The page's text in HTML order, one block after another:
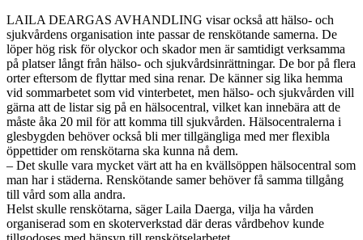
LAILA DEARGAS AVHANDLING visar också att hälso- och
sjukvårdens organisation inte passar de renskötande samerna. De
löper hög risk för olyckor och skador men är samtidigt verksamma
på platser långt från hälso- och sjukvårdsinrättningar. De bor på flera
orter eftersom de flyttar med sina renar. De känner sig lika hemma
vid sommarbetet som vid vinterbetet, men hälso- och sjukvården vill
gärna att de listar sig på en hälsocentral, vilket kan innebära att de
måste åka 20 mil för att komma till sjukvården. Hälsocentralerna i
glesbygden behöver också bli mer tillgängliga med mer flexibla
öppettider om renskötarna ska kunna nå dem.
– Det skulle vara mycket värt att ha en kvällsöppen hälsocentral som
man har i städerna. Renskötande samer behöver få samma tillgång
till vård som alla andra.
Helst skulle renskötarna, säger Laila Daerga, vilja ha vården
organiserad som en skoterverkstad där deras vårdbehov kunde